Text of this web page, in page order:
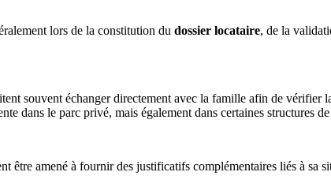
lors de la constitution du dossier locataire, de la
souvent échanger directement avec la famille afin de
dans le parc privé, mais également dans certaines structures de
être amené à fournir des justificatifs complémentaires liés à sa